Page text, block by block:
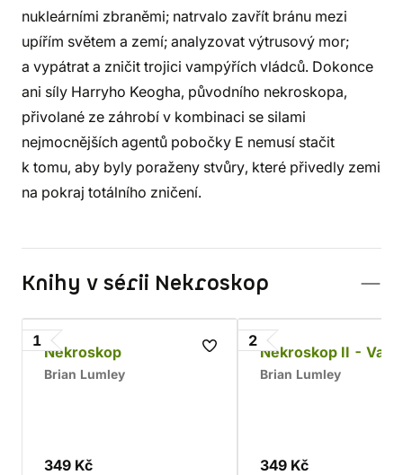
nukleárními zbraněmi; natrvalo zavřít bránu mezi
upířím světem a zemí; analyzovat výtrusový mor;
a vypátrat a zničit trojici vampýřích vládců. Dokonce
ani síly Harryho Keogha, původního nekroskopa,
přivolané ze záhrobí v kombinaci se silami
nejmocnějších agentů pobočky E nemusí stačit
k tomu, aby byly poraženy stvůry, které přivedly zemi
na pokraj totálního zničení.
Knihy v sérii Nekroskop
1
Nekroskop
Brian Lumley
349 Kč
2
Nekroskop II -
Brian Lumley
349 Kč